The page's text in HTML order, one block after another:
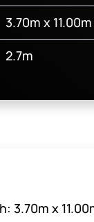
3.70m x 11.00m
2.7m
x